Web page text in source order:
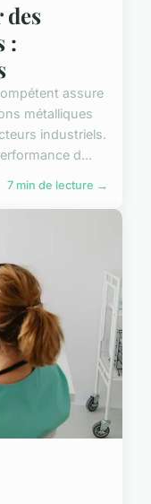
:
assure
métalliques
industriels.
d...
7 min de lecture →